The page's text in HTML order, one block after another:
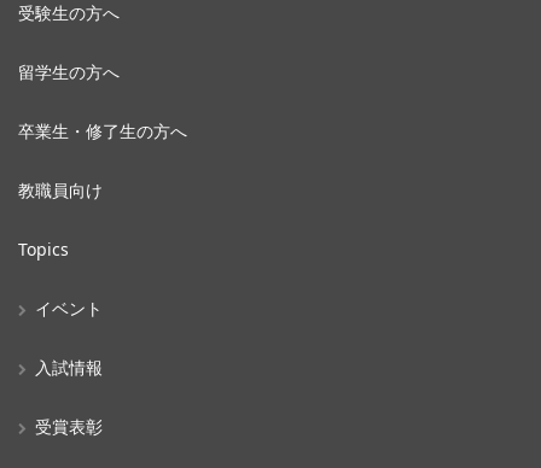
受験生の方へ
留学生の方へ
卒業生・修了生の方へ
教職員向け
Topics
イベント
入試情報
受賞表彰